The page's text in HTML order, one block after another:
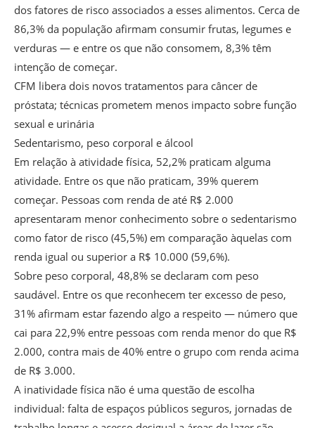
dos fatores de risco associados a esses alimentos. Cerca de
86,3% da população afirmam consumir frutas, legumes e
verduras — e entre os que não consomem, 8,3% têm
intenção de começar.
CFM libera dois novos tratamentos para câncer de
próstata; técnicas prometem menos impacto sobre função
sexual e urinária
Sedentarismo, peso corporal e álcool
Em relação à atividade física, 52,2% praticam alguma
atividade. Entre os que não praticam, 39% querem
começar. Pessoas com renda de até R$ 2.000
apresentaram menor conhecimento sobre o sedentarismo
como fator de risco (45,5%) em comparação àquelas com
renda igual ou superior a R$ 10.000 (59,6%).
Sobre peso corporal, 48,8% se declaram com peso
saudável. Entre os que reconhecem ter excesso de peso,
31% afirmam estar fazendo algo a respeito — número que
cai para 22,9% entre pessoas com renda menor do que R$
2.000, contra mais de 40% entre o grupo com renda acima
de R$ 3.000.
A inatividade física não é uma questão de escolha
individual: falta de espaços públicos seguros, jornadas de